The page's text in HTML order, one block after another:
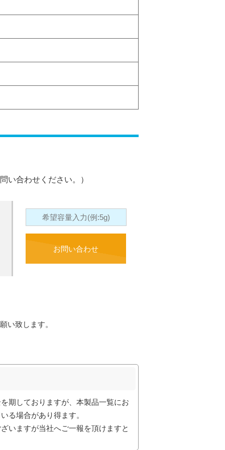
い合わせください。）
お問い合わせ
い致します。
期しておりますが、本製品一覧にお
る場合があり得ます。
いますが当社へご一報を頂けますと